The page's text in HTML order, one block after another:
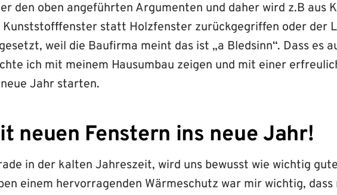
den oben angeführten Argumenten und daher wird z.B aus
Kunststofffenster statt Holzfenster zurückgegriffen oder der
weil die Baufirma meint das ist „a Bledsinn“. Dass es
ich mit meinem Hausumbau zeigen und mit einer
Jahr starten.
neuen Fenstern ins neue Jahr!
in der kalten Jahreszeit, wird uns bewusst wie wichtig
einem hervorragenden Wärmeschutz war mir wichtig, dass